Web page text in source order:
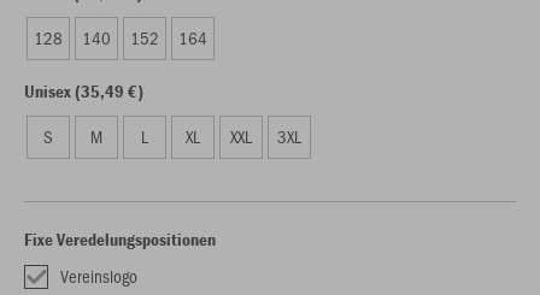
128 140 152 164
Unisex (35,49 €)
S M L XL XXL 3XL
Fixe Veredelungspositionen
Vereinslogo